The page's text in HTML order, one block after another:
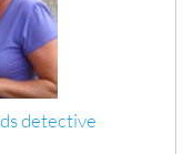
detective